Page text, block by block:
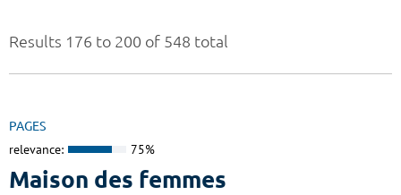
Results 176 to 200 of 548 total
PAGES
relevance: 75%
Maison des femmes